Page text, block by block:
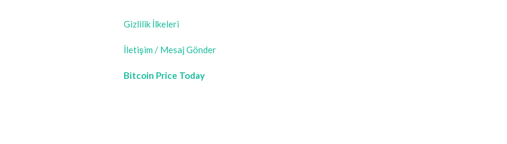
Gizlilik İlkeleri
İletişim / Mesaj Gönder
Bitcoin Price Today